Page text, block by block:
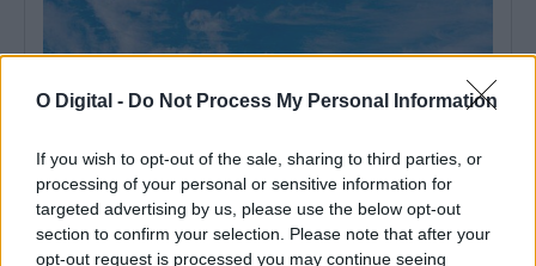
O Digital - Do Not Process My Personal Information
If you wish to opt-out of the sale, sharing to third parties, or
processing of your personal or sensitive information for
targeted advertising by us, please use the below opt-out
section to confirm your selection. Please note that after your
opt-out request is processed you may continue seeing